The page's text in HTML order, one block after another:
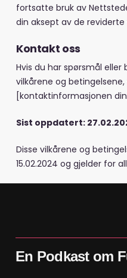
fortsatte bruk av
din aksept av de reviderte
Kontakt oss
Hvis du har spørsmål
vilkårene og
[kontaktinformasjonen
Sist oppdatert:
Disse vilkårene og
15.02.2024 og gjelder for
En Podkast om